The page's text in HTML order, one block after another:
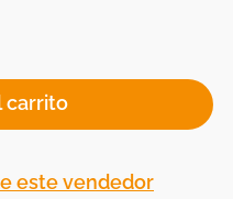
carrito
este vendedor